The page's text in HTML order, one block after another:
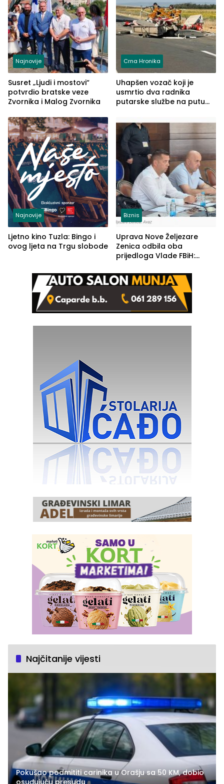
Najnovije
Susret „Ljudi i mostovi“
potvrdio bratske veze
Zvornika i Malog Zvornika
Crna Hronika
Uhapšen vozač koji je
usmrtio dva radnika
putarske službe na putu
(FOTO)
Najnovije
Ljetno kino Tuzla: Bingo i
ovog ljeta na Trgu slobode
Biznis
Uprava Nove Željezare
Zenica odbila oba
prijedloga Vlade FBiH:
rješenje
Najčitanije vijesti
Pokušao podmititi carinika u Orašju sa 50 KM, dobio
osuđujuću presudu